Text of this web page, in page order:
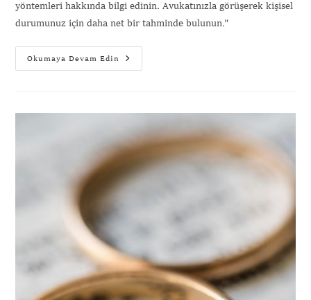
yöntemleri hakkında bilgi edinin. Avukatınızla görüşerek kişisel
durumunuz için daha net bir tahminde bulunun."
Okumaya Devam Edin